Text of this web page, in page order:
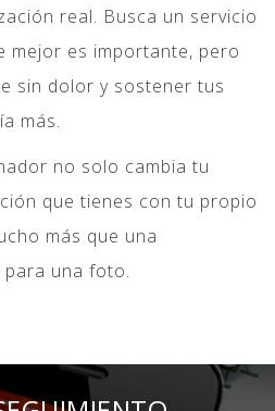
real. Busca un servicio
mejor es importante, pero
sin dolor y sostener tus
más.
no solo cambia tu
que tienes con tu propio
más que una
una foto.